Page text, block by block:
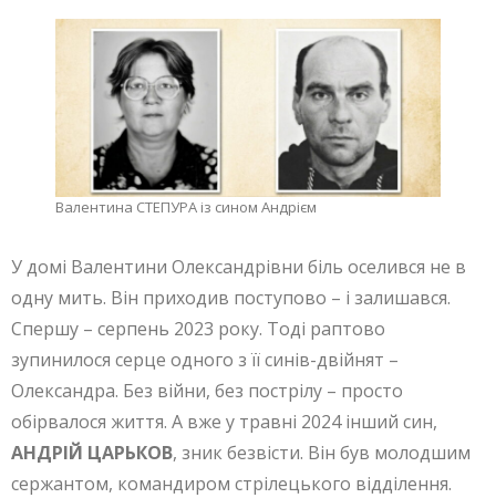
Валентина СТЕПУРА із сином Андрієм
У домі Валентини Олександрівни біль оселився не в
одну мить. Він приходив поступово – і залишався.
Спершу – серпень 2023 року. Тоді раптово
зупинилося серце одного з її синів-двійнят –
Олександра. Без війни, без пострілу – просто
обірвалося життя. А вже у травні 2024 інший син,
АНДРІЙ ЦАРЬКОВ, зник безвісти. Він був молодшим
сержантом, командиром стрілецького відділення.